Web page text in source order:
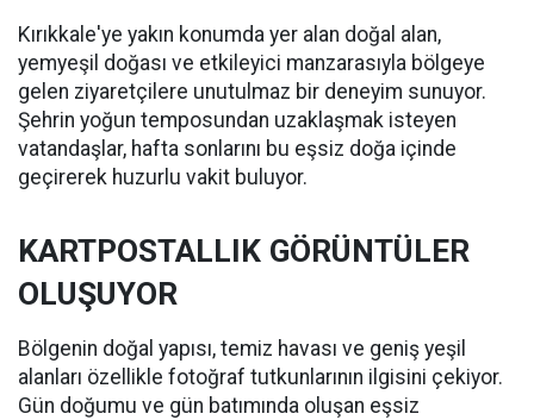
Kırıkkale'ye yakın konumda yer alan doğal alan,
yemyeşil doğası ve etkileyici manzarasıyla bölgeye
gelen ziyaretçilere unutulmaz bir deneyim sunuyor.
Şehrin yoğun temposundan uzaklaşmak isteyen
vatandaşlar, hafta sonlarını bu eşsiz doğa içinde
geçirerek huzurlu vakit buluyor.
KARTPOSTALLIK GÖRÜNTÜLER
OLUŞUYOR
Bölgenin doğal yapısı, temiz havası ve geniş yeşil
alanları özellikle fotoğraf tutkunlarının ilgisini çekiyor.
Gün doğumu ve gün batımında oluşan eşsiz